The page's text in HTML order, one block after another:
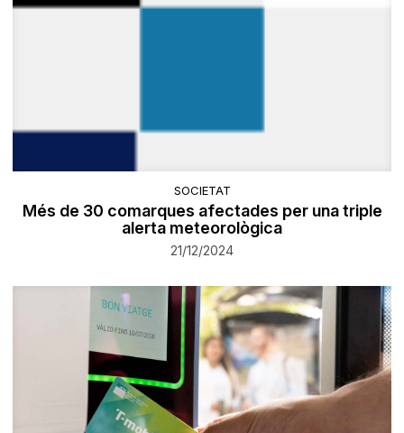
SOCIETAT
Més de 30 comarques afectades per una triple
alerta meteorològica
21/12/2024